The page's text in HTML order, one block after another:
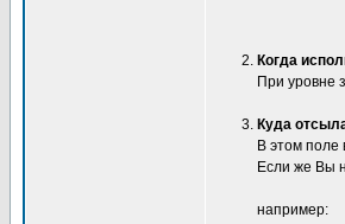
Когда
При уровне
Куда
В этом поле
Если же Вы
например: